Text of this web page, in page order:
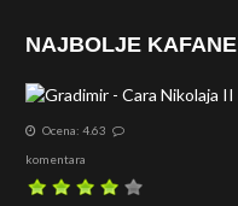
NAJBOLJE KAFANE
Ocena: 4.63
komentara